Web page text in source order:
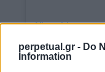
perpetual.gr - Do
Information
View this post